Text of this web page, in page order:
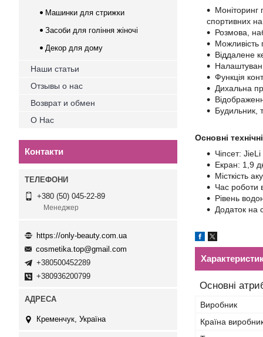
Моніторинг
спортивних
Розмова,
Можливість
Віддалене
Функція
Дихальна
Будильник,
Основні
Чіпсет:
Екран: 1,9
Місткість
Час роботи
Рівень
Додаток на
Основні
Виробник
Країна
Машинки для стрижки
Засоби для гоління жіночі
Декор для дому
Наши статьи
Отзывы о нас
Возврат и обмен
О Нас
Контакти
+380 (50) 045-22-89
Менеджер
https://only-beauty.com.ua
cosmetika.top@gmail.com
+380500452289
+380936200799
Кременчук, Україна